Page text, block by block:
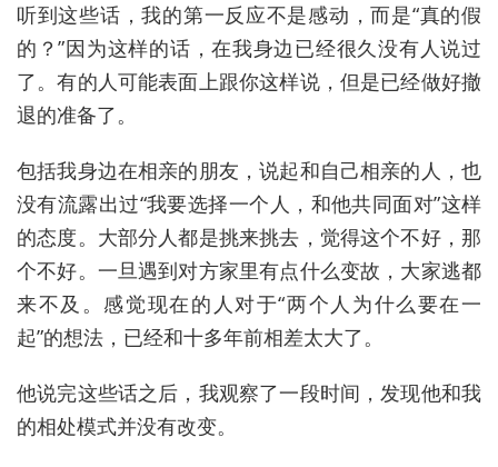
听到这些话，我的第一反应不是感动，而是“真的假
的？”因为这样的话，在我身边已经很久没有人说过
了。有的人可能表面上跟你这样说，但是已经做好撤
退的准备了。
包括我身边在相亲的朋友，说起和自己相亲的人，也
没有流露出过“我要选择一个人，和他共同面对”这样
的态度。大部分人都是挑来挑去，觉得这个不好，那
个不好。一旦遇到对方家里有点什么变故，大家逃都
来不及。感觉现在的人对于“两个人为什么要在一
起”的想法，已经和十多年前相差太大了。
他说完这些话之后，我观察了一段时间，发现他和我
的相处模式并没有改变。